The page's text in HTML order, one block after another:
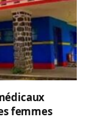
femmes